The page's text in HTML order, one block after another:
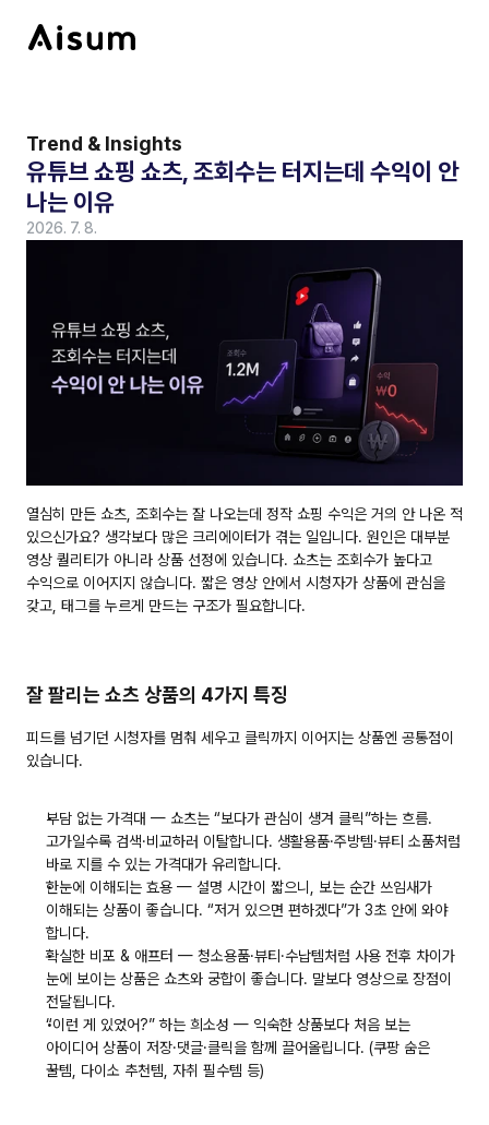
Trend & Insights
유튜브 쇼핑 쇼츠, 조회수는 터지는데 수익이 안
나는 이유
2026. 7. 8.
열심히 만든 쇼츠, 조회수는 잘 나오는데 정작 쇼핑 수익은 거의 안 나온 적
있으신가요? 생각보다 많은 크리에이터가 겪는 일입니다. 원인은 대부분
영상 퀄리티가 아니라 상품 선정에 있습니다. 쇼츠는 조회수가 높다고
수익으로 이어지지 않습니다. 짧은 영상 안에서 시청자가 상품에 관심을
갖고, 태그를 누르게 만드는 구조가 필요합니다.
잘 팔리는 쇼츠 상품의 4가지 특징
피드를 넘기던 시청자를 멈춰 세우고 클릭까지 이어지는 상품엔 공통점이
있습니다.
부담 없는 가격대 — 쇼츠는 “보다가 관심이 생겨 클릭”하는 흐름.
고가일수록 검색·비교하러 이탈합니다. 생활용품·주방템·뷰티 소품처럼
바로 지를 수 있는 가격대가 유리합니다.
한눈에 이해되는 효용 — 설명 시간이 짧으니, 보는 순간 쓰임새가
이해되는 상품이 좋습니다. “저거 있으면 편하겠다”가 3초 안에 와야
합니다.
확실한 비포 & 애프터 — 청소용품·뷰티·수납템처럼 사용 전후 차이가
눈에 보이는 상품은 쇼츠와 궁합이 좋습니다. 말보다 영상으로 장점이
전달됩니다.
“이런 게 있었어?” 하는 희소성 — 익숙한 상품보다 처음 보는
아이디어 상품이 저장·댓글·클릭을 함께 끌어올립니다. (쿠팡 숨은
꿀템, 다이소 추천템, 자취 필수템 등)